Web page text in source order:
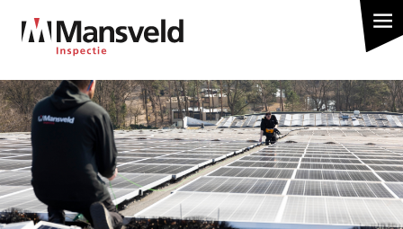
inhoud
gaan